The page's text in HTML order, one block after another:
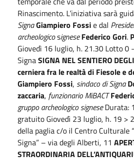
Rinascimento. L’iniziativa sarà
SignaGiampiero Fossie dal
archeologicosignese Federico Gori.
Giovedì 16 luglio, h. 21.30 Lotto 0
SignaSIGNA NEL SENTIERO
cerniera fra le realtà di Fiesole e
Giampiero Fossi, sindaco di Signa
zaccaria, funzionario MiBACT
gruppo archeologico signeseDurata:
gratuito Giovedì 23 luglio, h. 19 >
della paglia c/o il Centro Culturale
Signa” – via degli Alberti, 11
STRAORDINARIA